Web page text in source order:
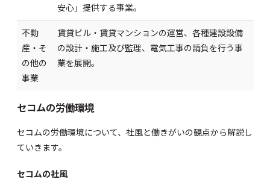
安心」提供する事業。
不動
産・そ
の他の
事業
賃貸ビル・賃貸マンションの運営、各種建設設備
の設計・施工及び監理、電気工事の請負を行う事
業を展開。
セコムの労働環境
セコムの労働環境について、社風と働きがいの観点から解説し
ていきます。
セコムの社風